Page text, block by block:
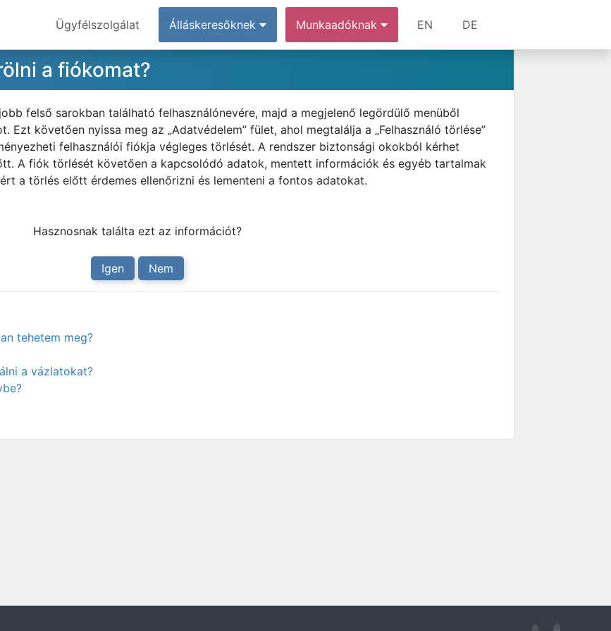
Ügyfélszolgálat Álláskeresőknek Munkaadóknak EN DE
a fiókomat?
felső sarokban található felhasználónevére, majd a megjelenő legördülő menüből
Ezt követően nyissa meg az „Adatvédelem” fület, ahol megtalálja a „Felhasználó törlése”
felhasználói fiókja végleges törlését. A rendszer biztonsági okokból kérhet
A fiók törlését követően a kapcsolódó adatok, mentett információk és egyéb tartalmak
a törlés előtt érdemes ellenőrizni és lementeni a fontos adatokat.
Hasznosnak találta ezt az információt?
Igen Nem
tehetem meg?
a vázlatokat?